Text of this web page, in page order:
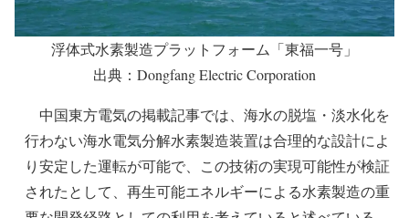
浮体式水素製造プラットフォーム「東福一号」
出典：Dongfang Electric Corporation
中国東方電気の掲載記事では、海水の脱塩・淡水化を
行わない海水電気分解水素製造装置は合理的な設計によ
り安定した運転が可能で、この技術の実現可能性が検証
されたとして、再生可能エネルギーによる水素製造の重